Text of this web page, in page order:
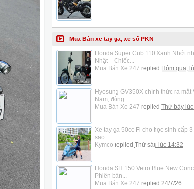
Mua Bán xe tay ga, xe số PKN
Honda Super Cub 110 Xanh Nhớt
Nhật – Chiếc...
Mua Bán Xe 247 replied Hôm qua,
Hyosung GV350X chính thức ra mắt
Nam, động...
Mua Bán Xe 247 replied Thứ bảy lúc
Xe tay ga 50cc Fi cho học sinh cấp 3
sao...
Kymco replied Thứ sáu lúc 14:32
Honda SH 150 Vetro Blue New
Phiên bản...
Mua Bán Xe 247 replied 24/7/26